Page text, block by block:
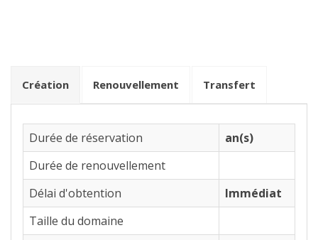
Création Renouvellement Transfert
Durée de réservation
an(s)
Durée de renouvellement
Délai d'obtention
Immédiat
Taille du domaine